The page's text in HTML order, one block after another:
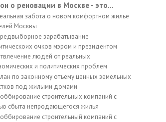
о реновации в Москве - это...
забота о новом комфортном жилье
Москвы
зарабатывание
очков мэром и президентом
людей от реальных
и политических проблем
по законному отъему ценных земельных
под жилыми домами
строительных компаний с
сбыта непродающегося жилья
строительный компаний с